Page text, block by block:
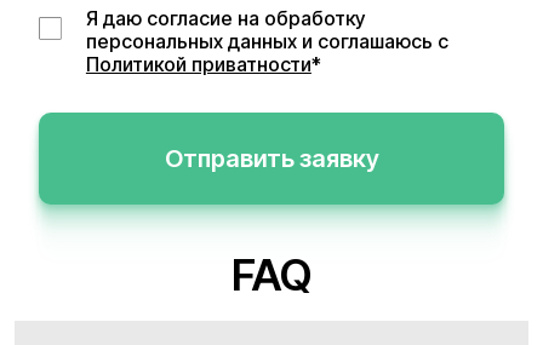
Я даю согласие на обработку
персональных данных и соглашаюсь с
Политикой приватности*
Отправить заявку
FAQ